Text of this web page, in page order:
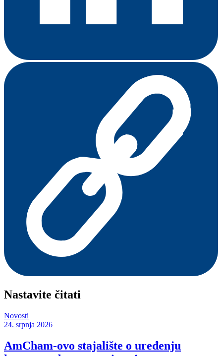
Nastavite čitati
Novosti
24. srpnja 2026
AmCham-ovo stajalište o uređenju